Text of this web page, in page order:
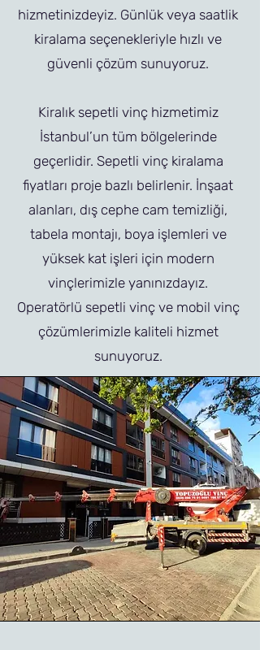
hizmetinizdeyiz. Günlük veya saatlik
kiralama seçenekleriyle hızlı ve
güvenli çözüm sunuyoruz.
Kiralık sepetli vinç hizmetimiz
İstanbul’un tüm bölgelerinde
geçerlidir. Sepetli vinç kiralama
fiyatları proje bazlı belirlenir. İnşaat
alanları, dış cephe cam temizliği,
tabela montajı, boya işlemleri ve
yüksek kat işleri için modern
vinçlerimizle yanınızdayız.
Operatörlü sepetli vinç ve mobil vinç
çözümlerimizle kaliteli hizmet
sunuyoruz.